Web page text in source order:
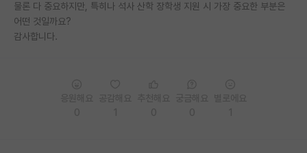
임용 후기 게시판
PI 전용 게시판
물론 다 중요하지만, 특히나 석사 산학 장학생 지원 시 가장 중요한 부분은
어떤 것일까요?
감사합니다.